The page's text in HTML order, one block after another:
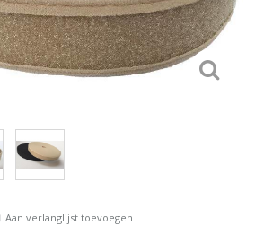
Aan verlanglijst toevoegen